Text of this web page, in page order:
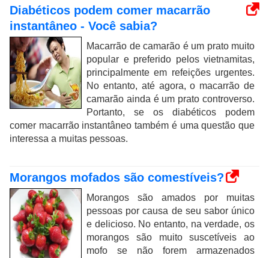
Diabéticos podem comer macarrão
instantâneo - Você sabia?
Macarrão de camarão é um prato muito
popular e preferido pelos vietnamitas,
principalmente em refeições urgentes.
No entanto, até agora, o macarrão de
camarão ainda é um prato controverso.
Portanto, se os diabéticos podem
comer macarrão instantâneo também é uma questão que
interessa a muitas pessoas.
Morangos mofados são comestíveis?
Morangos são amados por muitas
pessoas por causa de seu sabor único
e delicioso. No entanto, na verdade, os
morangos são muito suscetíveis ao
mofo se não forem armazenados